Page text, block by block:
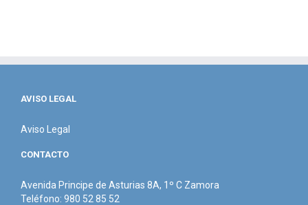
AVISO LEGAL
Aviso Legal
CONTACTO
Avenida Principe de Asturias 8A, 1º C Zamora
Teléfono: 980 52 85 52